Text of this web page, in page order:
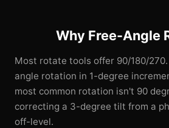
Why Free-Angle
Most rotate tools offer 90/180/
angle rotation in 1-degree
most common rotation isn't 90
correcting a 3-degree tilt from a
off-level.